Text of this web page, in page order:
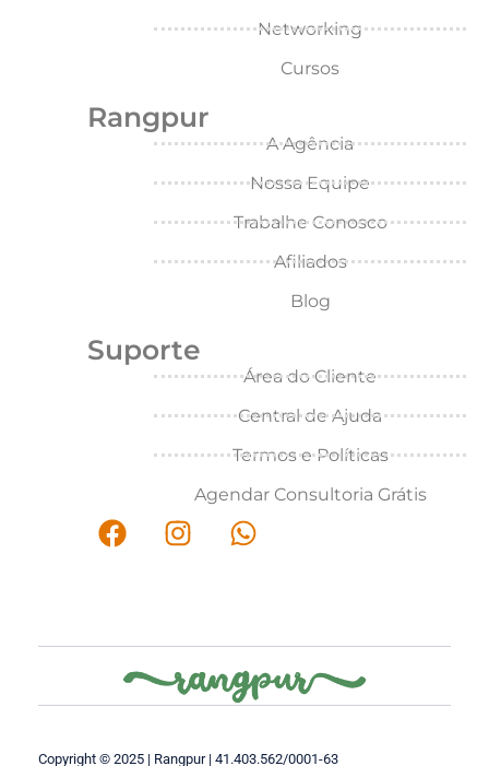
Networking
Cursos
Rangpur
A Agência
Nossa Equipe
Trabalhe Conosco
Afiliados
Blog
Suporte
Área do Cliente
Central de Ajuda
Termos e Políticas
Agendar Consultoria Grátis
Copyright © 2025 | Rangpur | 41.403.562/0001-63